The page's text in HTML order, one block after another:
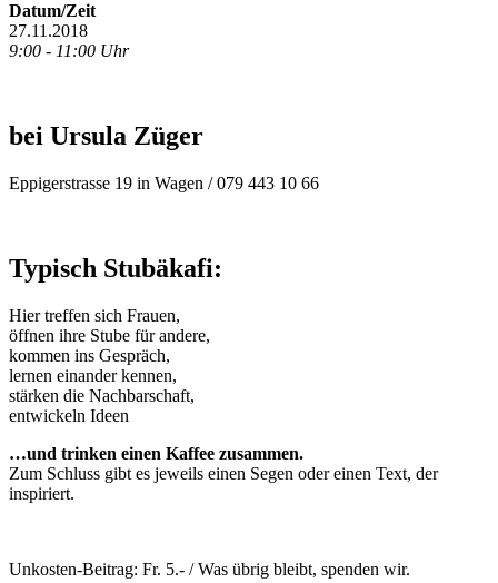
Datum/Zeit
27.11.2018
9:00 - 11:00 Uhr
bei Ursula Züger
Eppigerstrasse 19 in Wagen / 079 443 10 66
Typisch Stubäkafi:
Hier treffen sich Frauen,
öffnen ihre Stube für andere,
kommen ins Gespräch,
lernen einander kennen,
stärken die Nachbarschaft,
entwickeln Ideen
…und trinken einen Kaffee zusammen.
Zum Schluss gibt es jeweils einen Segen oder einen Text, der
inspiriert.
Unkosten-Beitrag: Fr. 5.- / Was übrig bleibt, spenden wir.